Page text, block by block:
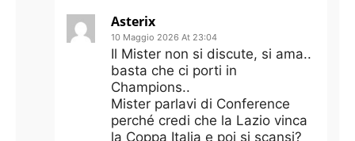
Asterix
10 Maggio 2026 At 23:04
Il Mister non si discute, si ama..
basta che ci porti in
Champions..
Mister parlavi di Conference
perché credi che la Lazio vinca
la Coppa Italia e poi si scansi?